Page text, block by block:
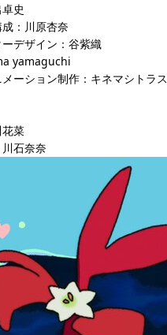
史
：川原杏奈
デザイン：谷紫織
yamaguchi
ーション制作：キネマシトラス
菜
石奈奈